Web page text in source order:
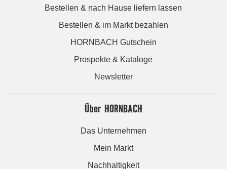
Bestellen & nach Hause liefern lassen
Bestellen & im Markt bezahlen
HORNBACH Gutschein
Prospekte & Kataloge
Newsletter
Über HORNBACH
Das Unternehmen
Mein Markt
Nachhaltigkeit